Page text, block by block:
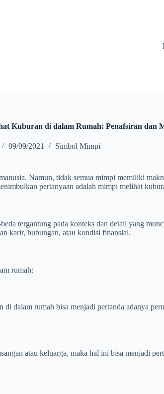
Kuburan di dalam Rumah: Penafsiran dan
09/09/2021 Simbol Mimpi
Namun, tidak semua mimpi memiliki
pertanyaan adalah mimpi melihat
tergantung pada konteks dan detail yang
karir, hubungan, atau kondisi finansial.
rumah:
dalam rumah bisa menjadi pertanda adanya
atau keluarga, maka hal ini bisa menjadi